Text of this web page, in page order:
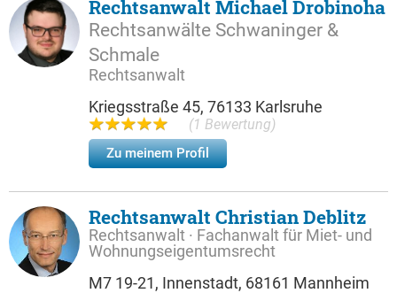
Rechtsanwalt Michael Drobinoha
Rechtsanwälte Schwaninger &
Schmale
Rechtsanwalt
Kriegsstraße 45, 76133 Karlsruhe
(1 Bewertung)
Zu meinem Profil
Rechtsanwalt Christian Deblitz
Rechtsanwalt · Fachanwalt für Miet- und
Wohnungseigentumsrecht
M7 19-21, Innenstadt, 68161 Mannheim